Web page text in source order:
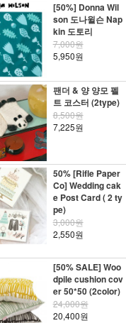
[50%] Donna Wil
son 도나윌슨 Nap
kin 도토리
7,000원
5,950원
팬더 & 양 양모 펠
트 코스터 (2type)
8,500원
7,225원
50% [Rifle Paper
Co] Wedding cak
e Post Card ( 2 ty
pe)
3,000원
2,550원
[50% SALE] Woo
dpile cushion cov
er 50*50 (2color)
24,000원
20,400원